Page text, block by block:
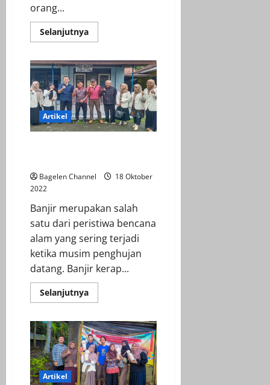
orang...
SelanjutnyaRead
more
Olah
Ban
Bekas
Jadi
Barang
Bernilai
Tinggi
Artikel
Bagelen Channel
18 Oktober
2022
Banjir merupakan salah
satu dari peristiwa bencana
alam yang sering terjadi
ketika musim penghujan
datang. Banjir kerap...
SelanjutnyaRead
more
Peristiwa
Bencana
Alam
Banjir
di
Desa
Dlangu
Artikel